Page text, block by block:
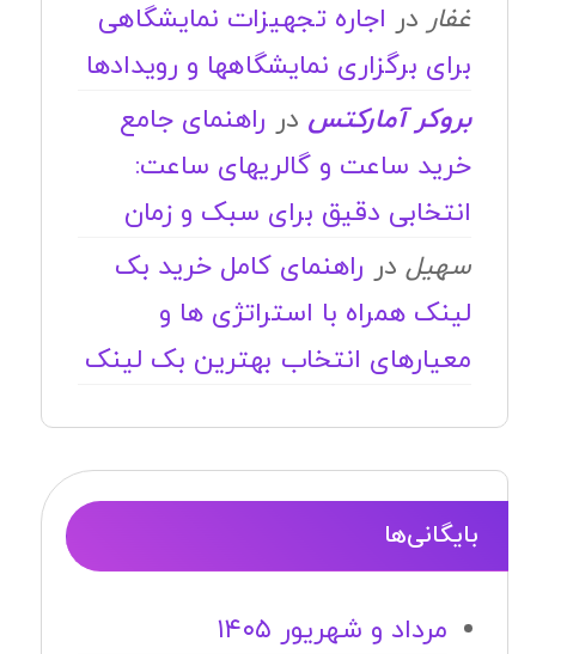
غفار در اجاره تجهیزات نمایشگاهی
برای برگزاری نمایشگاهها و رویدادها
بروکر آمارکتس در راهنمای جامع
خرید ساعت و گالریهای ساعت:
انتخابی دقیق برای سبک و زمان
سهیلدر راهنمای کامل خرید بک
لینک همراه با استراتژی ها و
معیارهای انتخاب بهترین بک لینک
بایگانی‌ها
مرداد و شهریور ۱۴۰۵